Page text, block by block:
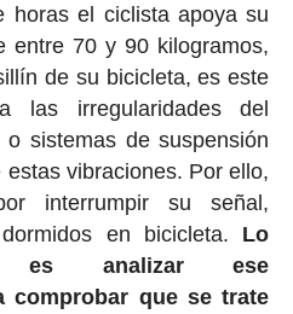
horas el ciclista apoya su
entre 70 y 90 kilogramos,
de su bicicleta, es este
las irregularidades del
sistemas de suspensión
vibraciones. Por ello,
interrumpir su señal,
en bicicleta. Lo
es analizar ese
comprobar que se trate